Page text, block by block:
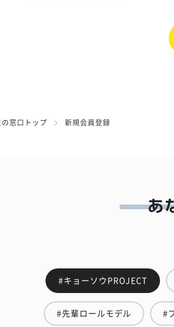
の窓口トップ 新規会員登録
#キョーソウPROJECT
#先輩ロールモデル #